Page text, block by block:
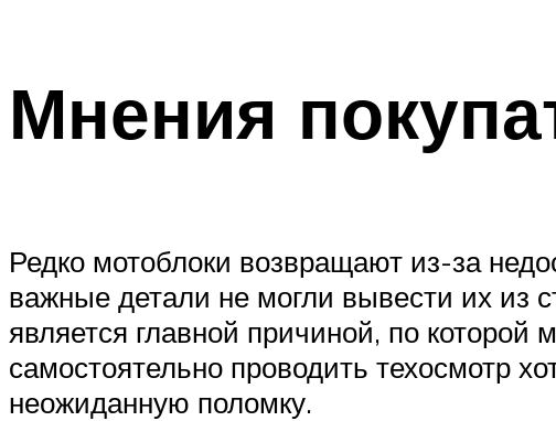
Мнения
Редко мотоблоки возвращают из-за
важные детали не могли вывести их из
является главной причиной, по которой
самостоятельно проводить техосмотр
неожиданную поломку.